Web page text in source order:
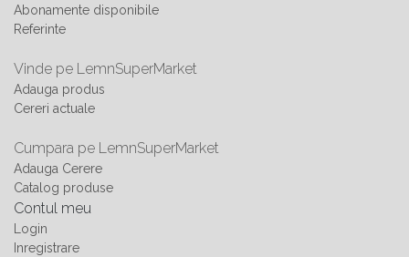
Abonamente disponibile
Referinte
Vinde pe LemnSuperMarket
Adauga produs
Cereri actuale
Cumpara pe LemnSuperMarket
Adauga Cerere
Catalog produse
Contul meu
Login
Inregistrare